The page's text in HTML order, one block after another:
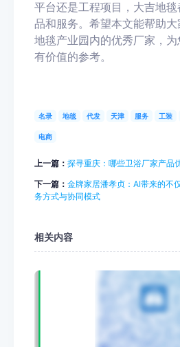
平台还是工程项目，大吉地
品和服务。希望本文能帮助
地毯产业园内的优秀厂家，
有价值的参考。
名录 地毯 代发 天津 服务 工装
电商
上一篇： 探寻重庆：哪些卫浴厂家产品
下一篇： 金牌家居潘孝贞：AI带来的不
务方式与协同模式
相关内容